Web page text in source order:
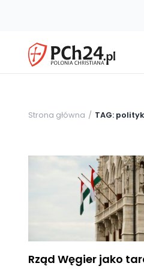
Strona główna TAG:
Rząd Węgier jako